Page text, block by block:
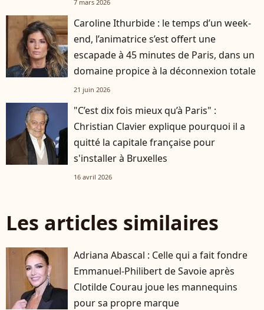
7 mars 2026
Caroline Ithurbide : le temps d’un week-
end, l’animatrice s’est offert une
escapade à 45 minutes de Paris, dans un
domaine propice à la déconnexion totale
21 juin 2026
"C’est dix fois mieux qu’à Paris" :
Christian Clavier explique pourquoi il a
quitté la capitale française pour
s'installer à Bruxelles
16 avril 2026
Les articles similaires
Adriana Abascal : Celle qui a fait fondre
Emmanuel-Philibert de Savoie après
Clotilde Courau joue les mannequins
pour sa propre marque